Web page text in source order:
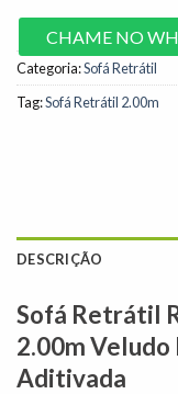
CHAME NO
Categoria:Sofá Retrátil
Tag:Sofá Retrátil 2.00m
DESCRIÇÃO
Sofá Retrátil
2.00m
Aditivada